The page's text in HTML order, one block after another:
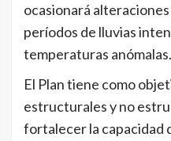
ocasionará
períodos de lluvias
temperaturas anómalas.
El Plan tiene como
estructurales y no
fortalecer la capacidad